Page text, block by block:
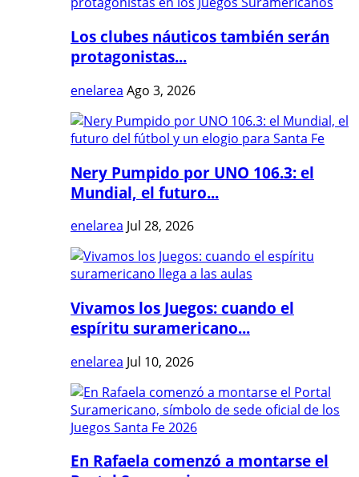
Los clubes náuticos también serán
protagonistas...
enelarea Ago 3, 2026
Nery Pumpido por UNO 106.3: el
Mundial, el futuro...
enelarea Jul 28, 2026
Vivamos los Juegos: cuando el
espíritu suramericano...
enelarea Jul 10, 2026
En Rafaela comenzó a montarse el